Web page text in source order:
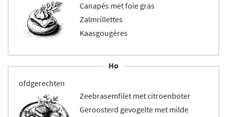
Canapés met foie gras
Zalmrillettes
Kaasgougères
Ho
ofdgerechten
Zeebrasemfilet met citroenboter
Geroosterd gevogelte met milde